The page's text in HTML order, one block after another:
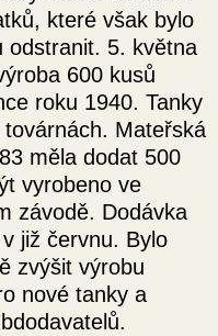
které však bylo
odstranit. 5. května
600 kusů
roku 1940. Tanky
Mateřská
měla dodat 500
vyrobeno ve
závodě. Dodávka
již červnu. Bylo
zvýšit výrobu
nové tanky a